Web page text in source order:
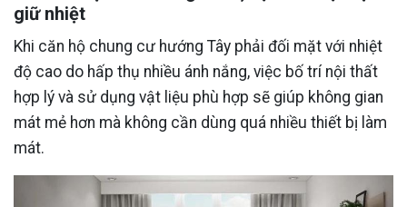
giữ nhiệt
Khi căn hộ chung cư hướng Tây phải đối mặt với nhiệt
độ cao do hấp thụ nhiều ánh nắng, việc bố trí nội thất
hợp lý và sử dụng vật liệu phù hợp sẽ giúp không gian
mát mẻ hơn mà không cần dùng quá nhiều thiết bị làm
mát.